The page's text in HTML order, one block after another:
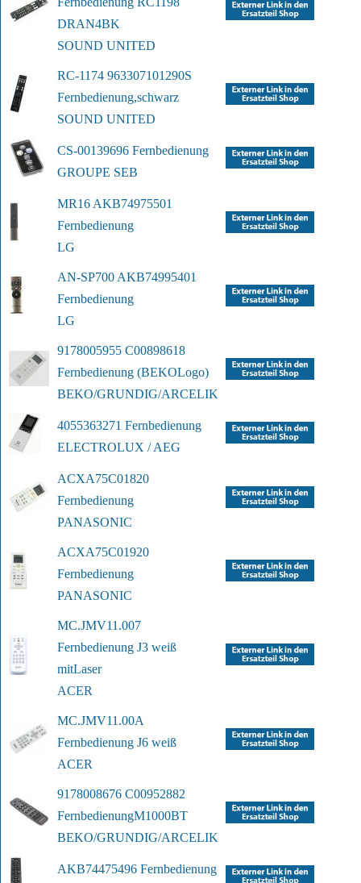
DRAN4BK
SOUND UNITED
RC-1174 963307101290S
Fernbedienung,schwarz
SOUND UNITED
CS-00139696 Fernbedienung
GROUPE SEB
MR16 AKB74975501
Fernbedienung
LG
AN-SP700 AKB74995401
Fernbedienung
LG
9178005955 C00898618
Fernbedienung (BEKOLogo)
BEKO/GRUNDIG/ARCELIK
4055363271 Fernbedienung
ELECTROLUX / AEG
ACXA75C01820
Fernbedienung
PANASONIC
ACXA75C01920
Fernbedienung
PANASONIC
MC.JMV11.007
Fernbedienung J3 weiß
mitLaser
ACER
MC.JMV11.00A
Fernbedienung J6 weiß
ACER
9178008676 C00952882
FernbedienungM1000BT
BEKO/GRUNDIG/ARCELIK
AKB74475496 Fernbedienung